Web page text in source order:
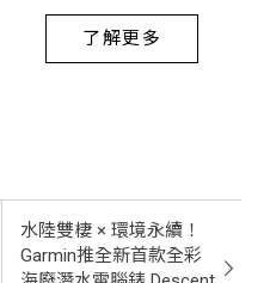
了解更多
水陸雙棲 × 環境永續！
Garmin推全新首款全彩